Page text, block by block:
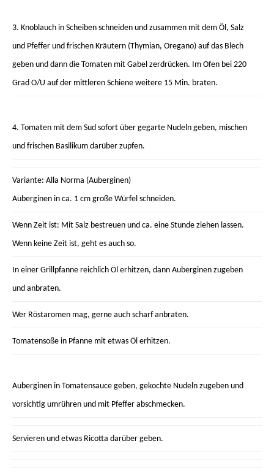
3. Knoblauch in Scheiben schneiden und zusammen mit dem Öl, Salz
und Pfeffer und frischen Kräutern (Thymian, Oregano) auf das Blech
geben und dann die Tomaten mit Gabel zerdrücken. Im Ofen bei 220
Grad O/U auf der mittleren Schiene weitere 15 Min. braten.
4. Tomaten mit dem Sud sofort über gegarte Nudeln geben, mischen
und frischen Basilikum darüber zupfen.
Variante: Alla Norma (Auberginen)
Auberginen in ca. 1 cm große Würfel schneiden.
Wenn Zeit ist: Mit Salz bestreuen und ca. eine Stunde ziehen lassen.
Wenn keine Zeit ist, geht es auch so.
In einer Grillpfanne reichlich Öl erhitzen, dann Auberginen zugeben
und anbraten.
Wer Röstaromen mag, gerne auch scharf anbraten.
Tomatensoße in Pfanne mit etwas Öl erhitzen.
Auberginen in Tomatensauce geben, gekochte Nudeln zugeben und
vorsichtig umrühren und mit Pfeffer abschmecken.
Servieren und etwas Ricotta darüber geben.